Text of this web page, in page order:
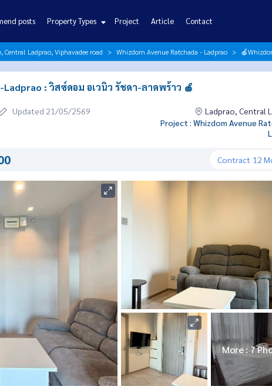
posts Property Types Project Article Contact
Central Ladprao, Viphavadee road Whizdom Avenue Ratchada - Ladprao
Ladprao : วิสซ์ดอม อเวนิว รัชดา-ลาดพร้าว 🍎
Updated 21/05/2569
Ladprao, Central
Project : Whizdom Avenue
Contract 12
More : 7